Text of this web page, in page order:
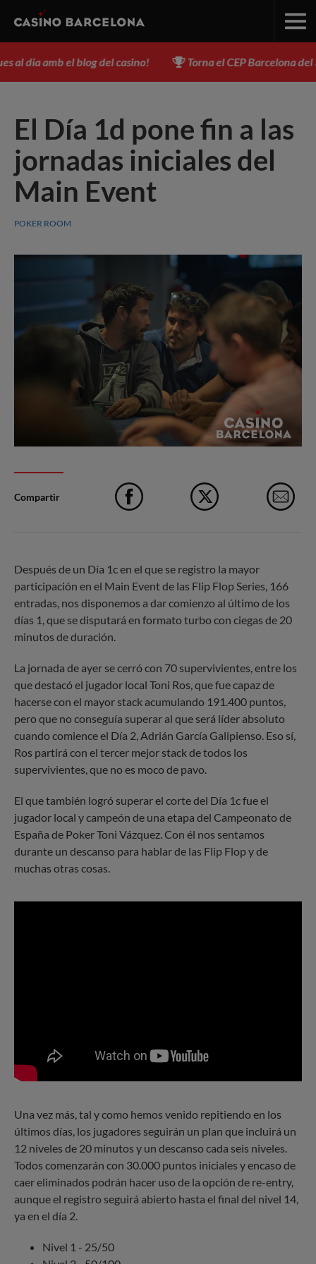
dia amb el blog del casino! Torna el CEP Barcelona del 3
El Día 1d pone fin a las
jornadas iniciales del
Main Event
POKER ROOM
Compartir
Facebook
Después de un Día 1c en el que se registro la mayor
participación en el Main Event de las Flip Flop Series, 166
entradas, nos disponemos a dar comienzo al último de los
días 1, que se disputará en formato turbo con ciegas de 20
minutos de duración.
La jornada de ayer se cerró con 70 supervivientes, entre los
que destacó el jugador local Toni Ros, que fue capaz de
hacerse con el mayor stack acumulando 191.400 puntos,
pero que no conseguía superar al que será líder absoluto
cuando comience el Día 2, Adrián García Galipienso. Eso sí,
Ros partirá con el tercer mejor stack de todos los
supervivientes, que no es moco de pavo.
El que también logró superar el corte del Día 1c fue el
jugador local y campeón de una etapa del Campeonato de
España de Poker Toni Vázquez. Con él nos sentamos
durante un descanso para hablar de las Flip Flop y de
muchas otras cosas.
Una vez más, tal y como hemos venido repitiendo en los
últimos días, los jugadores seguirán un plan que incluirá un
12 niveles de 20 minutos y un descanso cada seis niveles.
Todos comenzarán con 30.000 puntos iniciales y encaso de
caer eliminados podrán hacer uso de la opción de re-entry,
aunque el registro seguirá abierto hasta el final del nivel 14,
ya en el día 2.
Nivel 1 - 25/50